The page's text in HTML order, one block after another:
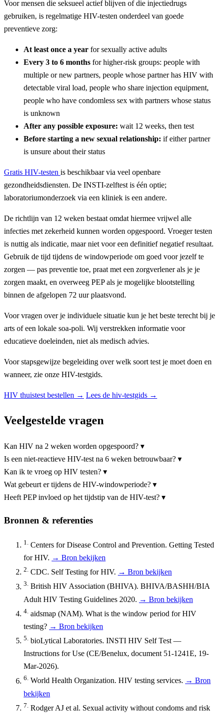
Voor mensen die seksueel actief blijven of die injectiedrugs
gebruiken, is regelmatige HIV-testen onderdeel van goede
preventieve zorg:
At least once a year for sexually active adults
Every 3 to 6 months for higher-risk groups: people with
multiple or new partners, people whose partner has HIV with
detectable viral load, people who share injection equipment,
people who have condomless sex with partners whose status
is unknown
After any possible exposure: wait 12 weeks, then test
Before starting a new sexual relationship: if either partner
is unsure about their status
Gratis HIV-testen is beschikbaar via veel openbare
gezondheidsdiensten. De INSTI-zelftest is één optie;
laboratoriumonderzoek via een kliniek is een andere.
De richtlijn van 12 weken bestaat omdat hiermee vrijwel alle
infecties met zekerheid kunnen worden opgespoord. Vroeger testen
is nuttig als indicatie, maar niet voor een definitief negatief resultaat.
Gebruik de tijd tijdens de windowperiode om goed voor jezelf te
zorgen — pas preventie toe, praat met een zorgverlener als je je
zorgen maakt, en overweeg PEP als je mogelijke blootstelling
binnen de afgelopen 72 uur plaatsvond.
Voor vragen over je individuele situatie kun je het beste terecht bij je
arts of een lokale soa-poli. Wij verstrekken informatie voor
educatieve doeleinden, niet als medisch advies.
Voor stapsgewijze begeleiding over welk soort test je moet doen en
wanneer, zie onze HIV-testgids.
HIV thuistest bestellen → Lees de hiv-testgids →
Veelgestelde vragen
Kan HIV na 2 weken worden opgespoord? ▾
Is een niet-reactieve HIV-test na 6 weken betrouwbaar? ▾
Kan ik te vroeg op HIV testen? ▾
Wat gebeurt er tijdens de HIV-windowperiode? ▾
Heeft PEP invloed op het tijdstip van de HIV-test? ▾
Bronnen & referenties
1.
Centers for Disease Control and Prevention. Getting Tested
for HIV. → Bron bekijken
2. CDC. Self Testing for HIV. → Bron bekijken
3. British HIV Association (BHIVA). BHIVA/BASHH/BIA
Adult HIV Testing Guidelines 2020. → Bron bekijken
4. aidsmap (NAM). What is the window period for HIV
testing? → Bron bekijken
5. bioLytical Laboratories. INSTI HIV Self Test —
Instructions for Use (CE/Benelux, document 51-1241E, 19-
Mar-2026).
6. World Health Organization. HIV testing services. → Bron
bekijken
7. Rodger AJ et al. Sexual activity without condoms and risk